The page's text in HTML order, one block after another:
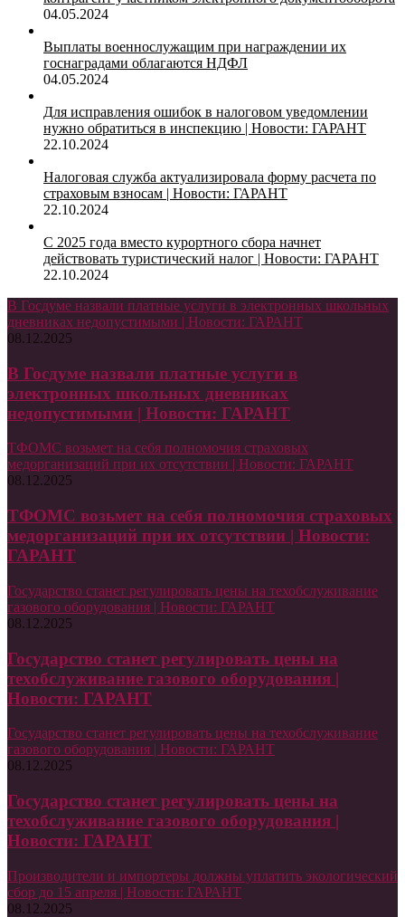
04.05.2024
Выплаты военнослужащим при награждении их
госнаградами облагаются НДФЛ
04.05.2024
Для исправления ошибок в налоговом уведомлении
нужно обратиться в инспекцию | Новости: ГАРАНТ
22.10.2024
Налоговая служба актуализировала форму расчета по
страховым взносам | Новости: ГАРАНТ
22.10.2024
С 2025 года вместо курортного сбора начнет
действовать туристический налог | Новости: ГАРАНТ
22.10.2024
В Госдуме назвали платные услуги в электронных школьных
дневниках недопустимыми | Новости: ГАРАНТ
08.12.2025
В Госдуме назвали платные услуги в
электронных школьных дневниках
недопустимыми | Новости: ГАРАНТ
ТФОМС возьмет на себя полномочия страховых
медорганизаций при их отсутствии | Новости: ГАРАНТ
08.12.2025
ТФОМС возьмет на себя полномочия страховых
медорганизаций при их отсутствии | Новости:
ГАРАНТ
Государство станет регулировать цены на техобслуживание
газового оборудования | Новости: ГАРАНТ
08.12.2025
Государство станет регулировать цены на
техобслуживание газового оборудования |
Новости: ГАРАНТ
Государство станет регулировать цены на техобслуживание
газового оборудования | Новости: ГАРАНТ
08.12.2025
Государство станет регулировать цены на
техобслуживание газового оборудования |
Новости: ГАРАНТ
Производители и импортеры должны уплатить экологический
сбор до 15 апреля | Новости: ГАРАНТ
08.12.2025